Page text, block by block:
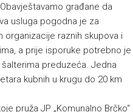
građane da
usluga pogodna je za
organizacije raznih skupova i
a prije isporuke potrebno je
preduzeća. Jedna
kubnih u krugu do 20 km
pruža JP „Komunalno Brčko“